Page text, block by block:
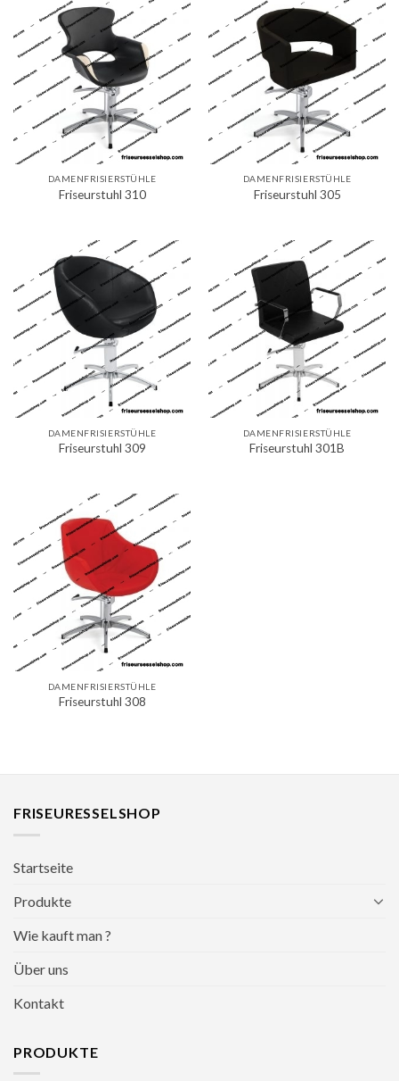
DAMENFRISIERSTÜHLE
Friseurstuhl 310
DAMENFRISIERSTÜHLE
Friseurstuhl 305
DAMENFRISIERSTÜHLE
Friseurstuhl 309
DAMENFRISIERSTÜHLE
Friseurstuhl 301B
DAMENFRISIERSTÜHLE
Friseurstuhl 308
FRISEURESSELSHOP
Startseite
Produkte
Wie kauft man ?
Über uns
Kontakt
PRODUKTE